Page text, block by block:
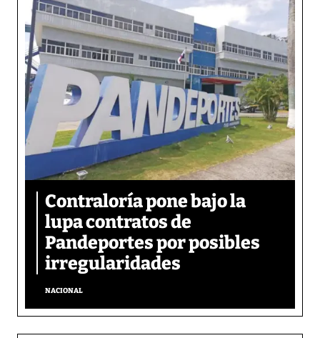
Contraloría pone bajo la
lupa contratos de
Pandeportes por posibles
irregularidades
NACIONAL